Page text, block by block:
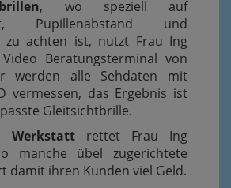
, wo speziell auf
Pupillenabstand und
zu achten ist, nutzt Frau Ing
Beratungsterminal von
werden alle Sehdaten mit
vermessen, das Ergebnis ist
Gleitsichtbrille.
Werkstattrettet Frau Ing
manche übel zugerichtete
damit ihren Kunden viel Geld.